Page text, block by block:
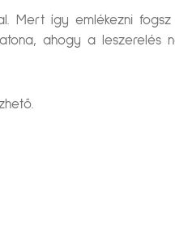
Mert így emlékezni
ahogy a leszerelés